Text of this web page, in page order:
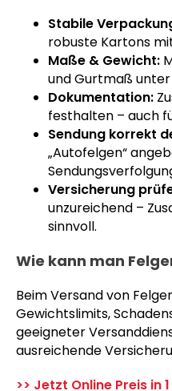
Stabile
robuste Kartons
Maße & Gewicht:
und Gurtmaß
Dokumentation:
festhalten – auch
Sendung korrekt
„Autofelgen“
Versicherung
unzureichend –
sinnvoll.
Wie kann man
Beim Versand von
Gewichtslimits,
geeigneter
ausreichende
>> Jetzt Online Preis in